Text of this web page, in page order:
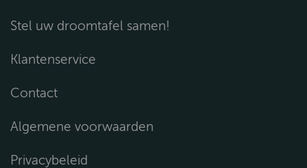
Stel uw droomtafel samen!
Klantenservice
Contact
Algemene voorwaarden
Privacybeleid